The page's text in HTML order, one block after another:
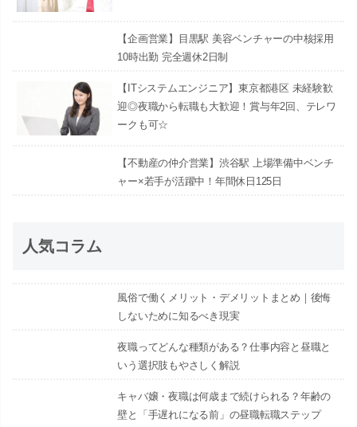
【企画営業】目黒駅 美容ベンチャーの中核採用
10時出勤 完全週休2日制
【ITシステムエンジニア】東京都港区 未経験歓
迎◎夜職から転職も大歓迎！賞与年2回、テレワ
ークも可☆
【不動産の仲介営業】渋谷駅 上場準備中ベンチ
ャー×若手が活躍中！年間休日125日
人気コラム
風俗で働くメリット・デメリットまとめ｜後悔
しないために知るべき現実
夜職ってどんな種類がある？仕事内容と昼職と
いう選択肢もやさしく解説
キャバ嬢・夜職は何歳まで続けられる？年齢の
壁と「手遅れになる前」の昼職転職ステップ